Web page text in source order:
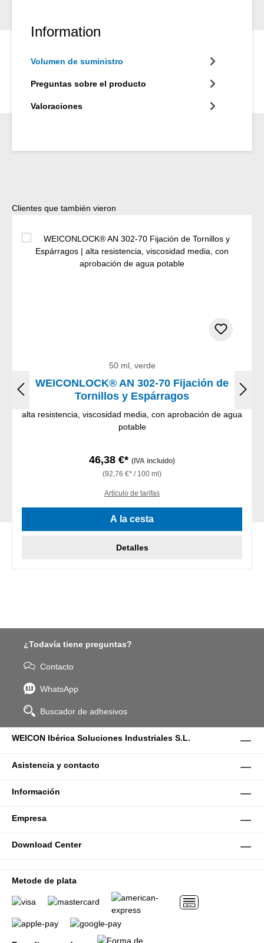
Information
Volumen de suministro
Preguntas sobre el producto
Valoraciones
Omitir la galería de productos
Clientes que también vieron
50 ml, verde
WEICONLOCK® AN 302-70 Fijación de
Tornillos y Espárragos
alta resistencia, viscosidad media, con aprobación de agua
potable
46,38 €* (IVA incluido)
(92,76 €* / 100 ml)
Artículo de tarifas
A la cesta
Detalles
¿Todavía tiene preguntas?
Contacto
WhatsApp
Buscador de adhesivos
WEICON Ibérica Soluciones Industriales S.L.
Asistencia y contacto
Información
Empresa
Download Center
Metode de plata